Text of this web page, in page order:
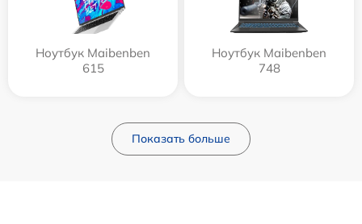
Ноутбук Maibenben
615
Ноутбук Maibenben
748
Показать больше